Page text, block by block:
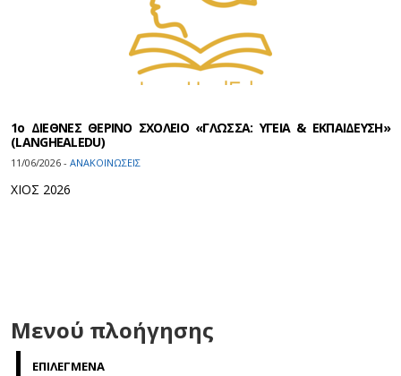
1ο ΔΙΕΘΝΕΣ ΘΕΡΙΝΟ ΣΧΟΛΕΙΟ «ΓΛΩΣΣΑ: ΥΓΕΙΑ & ΕΚΠΑΙΔΕΥΣΗ»
(LANGHEALEDU)
11/06/2026 - ΑΝΑΚΟΙΝΩΣΕΙΣ
ΧΙΟΣ 2026
Μενού πλοήγησης
ΕΠΙΛΕΓΜΕΝΑ